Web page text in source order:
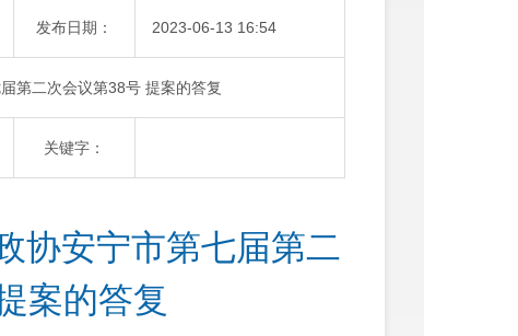
发布日期： 2023-06-13 16:54
第二次会议第38号 提案的答复
关键字：
协安宁市第七届第二
案的答复